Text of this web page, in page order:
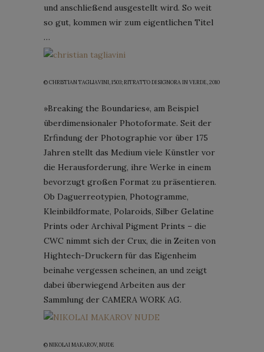
und anschließend ausgestellt wird. So weit
so gut, kommen wir zum eigentlichen Titel
…
© CHRISTIAN TAGLIAVINI, 1503; RITRATTO DI SIGNORA IN VERDE, 2010
»Breaking the Boundaries«, am Beispiel
überdimensionaler Photoformate. Seit der
Erfindung der Photographie vor über 175
Jahren stellt das Medium viele Künstler vor
die Herausforderung, ihre Werke in einem
bevorzugt großen Format zu präsentieren.
Ob Daguerreotypien, Photogramme,
Kleinbildformate, Polaroids, Silber Gelatine
Prints oder Archival Pigment Prints – die
CWC nimmt sich der Crux, die in Zeiten von
Hightech-Druckern für das Eigenheim
beinahe vergessen scheinen, an und zeigt
dabei überwiegend Arbeiten aus der
Sammlung der CAMERA WORK AG.
© NIKOLAI MAKAROV, NUDE